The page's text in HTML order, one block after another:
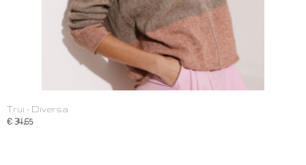
Trui - Diversa
€ 34,65